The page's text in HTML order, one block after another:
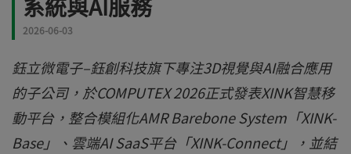
系統與AI服務
2026-06-03
鈺立微電子–鈺創科技旗下專注3D視覺與AI融合應用
的子公司，於COMPUTEX 2026正式發表XINK智慧移
動平台，整合模組化AMR Barebone System「XINK-
Base」、雲端AI SaaS平台「XINK-Connect」，並結